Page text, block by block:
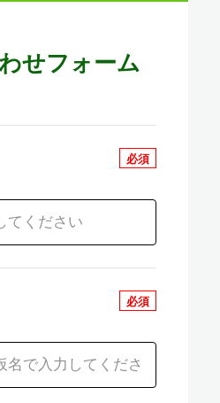
せフォーム
必須
必須